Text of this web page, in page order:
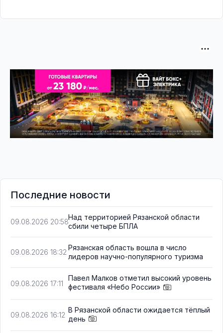
Последние новости
09.08.2026 20:58
Над территорией Рязанской области
сбили четыре БПЛА
09.08.2026 18:32
Рязанская область вошла в число
лидеров научно-популярного туризма
09.08.2026 17:11
Павел Малков отметил высокий уровень
фестиваля «Небо России»
09.08.2026 16:12
В Рязанской области ожидается тёплый
день